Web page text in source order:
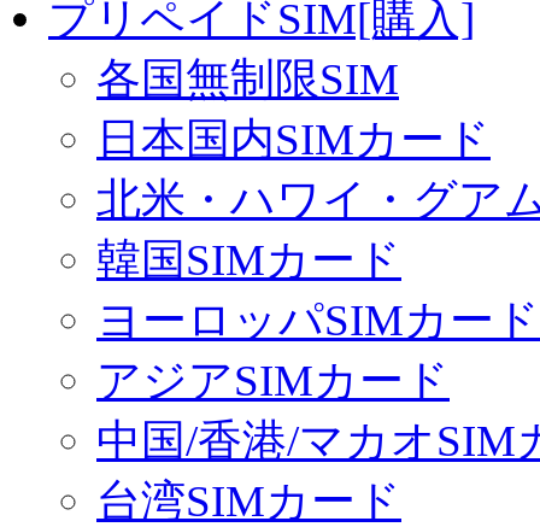
プリペイドSIM[購入]
各国無制限SIM
日本国内SIMカード
北米・ハワイ・グア
韓国SIMカード
ヨーロッパSIMカード
アジアSIMカード
中国/香港/マカオSIM
台湾SIMカード